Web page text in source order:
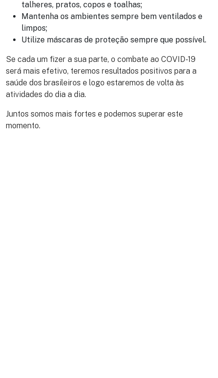
talheres, pratos, copos e toalhas;
Mantenha os ambientes sempre bem ventilados e
limpos;
Utilize máscaras de proteção sempre que possível.
Se cada um fizer a sua parte, o combate ao COVID-19
será mais efetivo, teremos resultados positivos para a
saúde dos brasileiros e logo estaremos de volta às
atividades do dia a dia.
Juntos somos mais fortes e podemos superar este
momento.